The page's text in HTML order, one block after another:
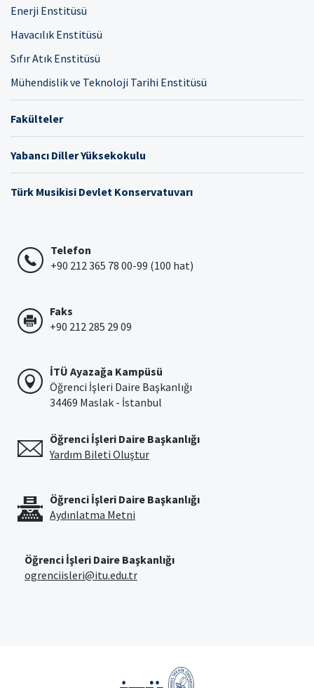
Enerji Enstitüsü
Havacılık Enstitüsü
Sıfır Atık Enstitüsü
Mühendislik ve Teknoloji Tarihi Enstitüsü
Fakülteler
Yabancı Diller Yüksekokulu
Türk Musikisi Devlet Konservatuvarı
Telefon
+90 212 365 78 00-99 (100 hat)
Faks
+90 212 285 29 09
İTÜ Ayazağa Kampüsü
Öğrenci İşleri Daire Başkanlığı
34469 Maslak - İstanbul
Öğrenci İşleri Daire Başkanlığı
Yardım Bileti Oluştur
Öğrenci İşleri Daire Başkanlığı
Aydınlatma Metni
Öğrenci İşleri Daire Başkanlığı
ogrenciisleri@itu.edu.tr